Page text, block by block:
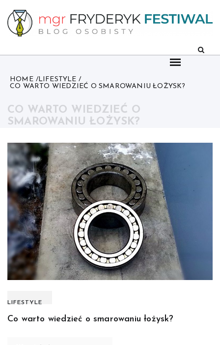
content
HOME
LIFESTYLE
CO WARTO WIEDZIEĆ O SMAROWANIU ŁOŻYSK?
CO WARTO WIEDZIEĆ O
SMAROWANIU ŁOŻYSK?
LIFESTYLE
Co warto wiedzieć o smarowaniu łożysk?